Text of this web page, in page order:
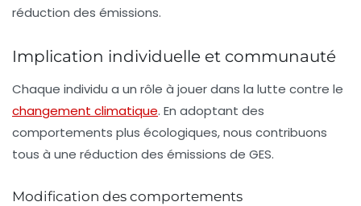
réduction des émissions.
Implication individuelle et communauté
Chaque individu a un rôle à jouer dans la lutte contre le
changement climatique. En adoptant des
comportements plus écologiques, nous contribuons
tous à une réduction des émissions de GES.
Modification des comportements